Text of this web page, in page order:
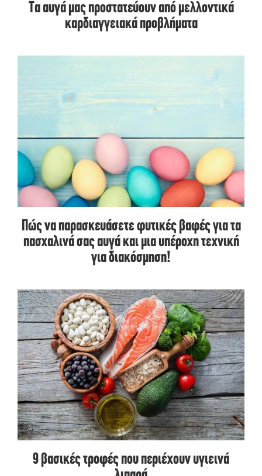
Tα αυγά μας προστατεύουν από μελλοντικά
καρδιαγγειακά προβλήματα
Πώς να παρασκευάσετε φυτικές βαφές για τα
πασχαλινά σας αυγά και μια υπέροχη τεχνική
για διακόσμηση!
9 βασικές τροφές που περιέχουν υγιεινά